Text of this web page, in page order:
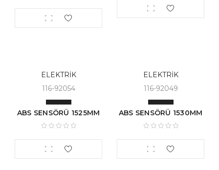
ELEKTRİK
116-92054
ABS SENSÖRÜ 1525MM
ELEKTRİK
116-92049
ABS SENSÖRÜ 1530MM